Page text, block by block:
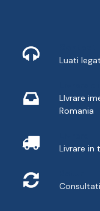
Luati
LIvrare
Romania
Livrare in
Consultati